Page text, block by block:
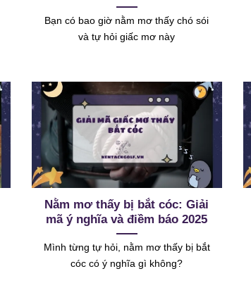
Bạn có bao giờ nằm mơ thấy chó sói
và tự hỏi giấc mơ này
Nằm mơ thấy bị bắt cóc: Giải
mã ý nghĩa và điềm báo 2025
Mình từng tự hỏi, nằm mơ thấy bị bắt
cóc có ý nghĩa gì không?